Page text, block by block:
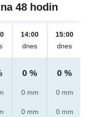
48 hodin
14:00
dnes
0 %
0 mm
0 mm
15:00
dnes
0 %
0 mm
0 mm